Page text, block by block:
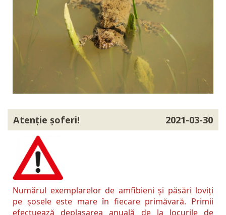
Atenție șoferi! 2021-03-30
Numărul exemplarelor de amfibieni și păsări loviți
pe șosele este mare în fiecare primăvară. Primii
efectuează deplasarea anuală de la locurile de